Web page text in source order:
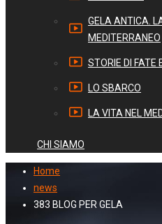
GELA ANTICA.
MEDITERRANEO
STORIE DI FATE
LO SBARCO
LA VITA NEL
CHI SIAMO
Home
news
383 BLOG PER GELA